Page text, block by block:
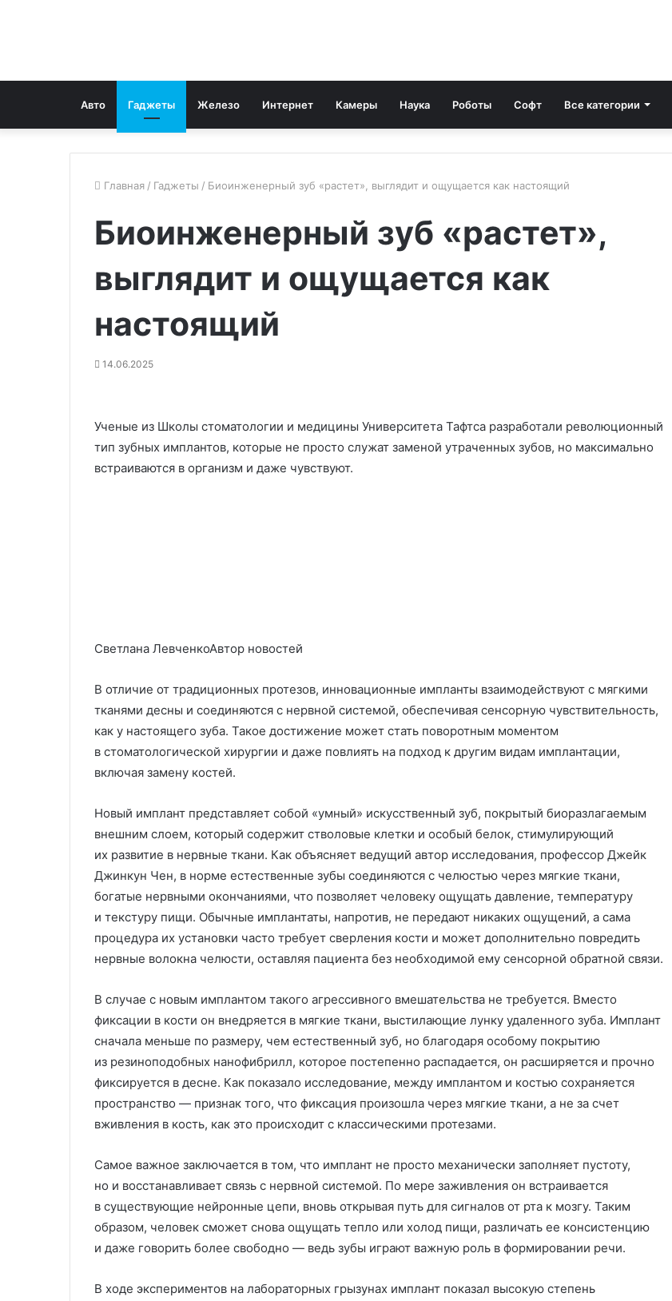
Авто Гаджеты Железо Интернет Камеры Наука Роботы Софт Все категории
Главная / Гаджеты / Биоинженерный зуб «растет», выглядит и ощущается как настоящий
Биоинженерный зуб «растет»,
выглядит и ощущается как
настоящий
14.06.2025
Ученые из Школы стоматологии и медицины Университета Тафтса разработали революционный
тип зубных имплантов, которые не просто служат заменой утраченных зубов, но максимально
встраиваются в организм и даже чувствуют.
Светлана ЛевченкоАвтор новостей
В отличие от традиционных протезов, инновационные импланты взаимодействуют с мягкими
тканями десны и соединяются с нервной системой, обеспечивая сенсорную чувствительность,
как у настоящего зуба. Такое достижение может стать поворотным моментом
в стоматологической хирургии и даже повлиять на подход к другим видам имплантации,
включая замену костей.
Новый имплант представляет собой «умный» искусственный зуб, покрытый биоразлагаемым
внешним слоем, который содержит стволовые клетки и особый белок, стимулирующий
их развитие в нервные ткани. Как объясняет ведущий автор исследования, профессор Джейк
Джинкун Чен, в норме естественные зубы соединяются с челюстью через мягкие ткани,
богатые нервными окончаниями, что позволяет человеку ощущать давление, температуру
и текстуру пищи. Обычные имплантаты, напротив, не передают никаких ощущений, а сама
процедура их установки часто требует сверления кости и может дополнительно повредить
нервные волокна челюсти, оставляя пациента без необходимой ему сенсорной обратной связи.
В случае с новым имплантом такого агрессивного вмешательства не требуется. Вместо
фиксации в кости он внедряется в мягкие ткани, выстилающие лунку удаленного зуба. Имплант
сначала меньше по размеру, чем естественный зуб, но благодаря особому покрытию
из резиноподобных нанофибрилл, которое постепенно распадается, он расширяется и прочно
фиксируется в десне. Как показало исследование, между имплантом и костью сохраняется
пространство — признак того, что фиксация произошла через мягкие ткани, а не за счет
вживления в кость, как это происходит с классическими протезами.
Самое важное заключается в том, что имплант не просто механически заполняет пустоту,
но и восстанавливает связь с нервной системой. По мере заживления он встраивается
в существующие нейронные цепи, вновь открывая путь для сигналов от рта к мозгу. Таким
образом, человек сможет снова ощущать тепло или холод пищи, различать ее консистенцию
и даже говорить более свободно — ведь зубы играют важную роль в формировании речи.
В ходе экспериментов на лабораторных грызунах имплант показал высокую степень